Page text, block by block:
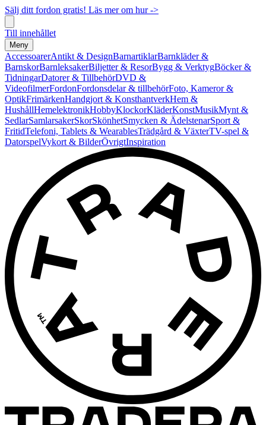
Sälj ditt fordon gratis! Läs mer om hur ->
Till innehållet
Meny
AccessoarerAntikt & DesignBarnartiklarBarnkläder &
BarnskorBarnleksakerBiljetter & ResorBygg & VerktygBöcker &
TidningarDatorer & TillbehörDVD &
VideofilmerFordonFordonsdelar & tillbehörFoto, Kameror &
OptikFrimärkenHandgjort & KonsthantverkHem &
HushållHemelektronikHobbyKlockorKläderKonstMusikMynt &
SedlarSamlarsakerSkorSkönhetSmycken & ÄdelstenarSport &
FritidTelefoni, Tablets & WearablesTrädgård & VäxterTV-spel &
DatorspelVykort & BilderÖvrigtInspiration